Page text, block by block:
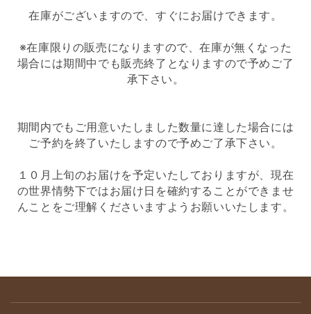
在庫がございますので、すぐにお届けできます。
※在庫限りの販売になりますので、在庫が無くなった
場合には期間中でも販売終了となりますので予めご了
承下さい。
期間内でもご用意いたしました数量に達した場合には
ご予約を終了いたしますので予めご了承下さい。
１０月上旬のお届けを予定いたしておりますが、現在
の世界情勢下ではお届け日を確約することができませ
んことをご理解くださいますようお願いいたします。